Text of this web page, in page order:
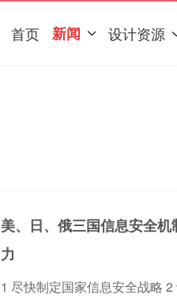
首页 新闻 设计资源
美、日、俄三国信息安全
力
1 尽快制定国家信息安全战略